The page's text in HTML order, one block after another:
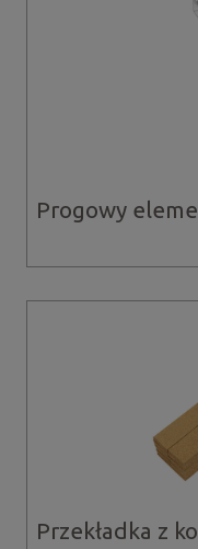
Progowy
Przekładka z